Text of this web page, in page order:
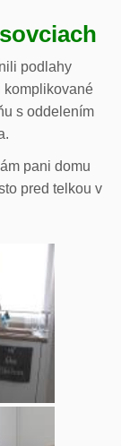
podlahy
komplikované
s oddelením
pani domu
pred telkou v